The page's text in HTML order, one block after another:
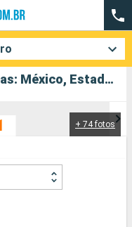
Cruzeiro Rhapsody of the Seas: México, Estados Unidos partindo de Miami
+ 74 fotos
Companhias